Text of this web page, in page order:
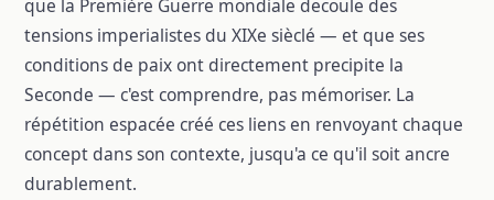
que la Première Guerre mondiale decoule des
tensions imperialistes du XIXe sièclé — et que ses
conditions de paix ont directement precipite la
Seconde — c'est comprendre, pas mémoriser. La
répétition espacée créé ces liens en renvoyant chaque
concept dans son contexte, jusqu'a ce qu'il soit ancre
durablement.